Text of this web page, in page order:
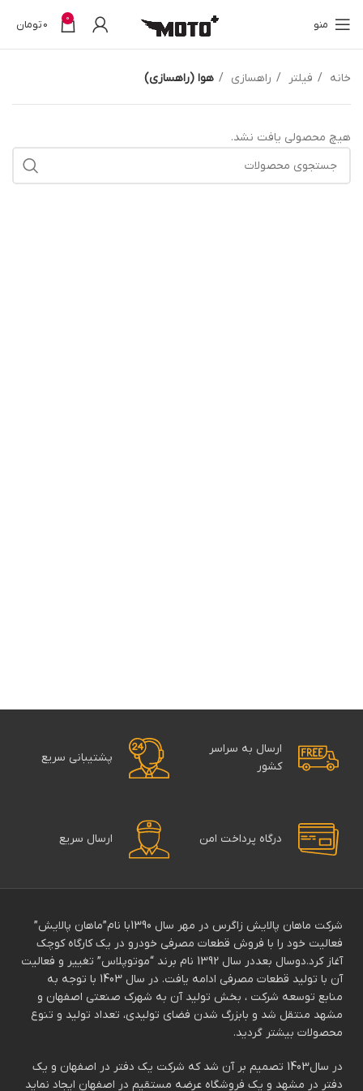
منو 0
0تومان
خانه فیلتر راهسازی هوا (راهسازی)
هیچ محصولی یافت نشد.
ارسال به سراسر
کشور
پشتیبانی سریع
درگاه پرداخت امن ارسال سریع
شرکت ماهان پالایش زاگرس در مهر سال 1390با نام”ماهان پالایش”
فعالیت خود را با فروش قطعات مصرفی خودرو در یک کارگاه کوچک
آغاز کرد.دوسال بعددر سال 1392 نام برند “موتوپلاس” تغییر و فعالیت
آن با تولید قطعات مصرفی ادامه یافت. در سال 1403 با توجه به
منابع توسعه شرکت ، بخش تولید آن به شهرک صنعتی اصفهان و
مشهد منتقل شد و بابزرگ شدن فضای تولیدی، تعداد تولید و تنوع
محصولات بیشتر گردید.
در سال1403 تصمیم بر آن شد که شرکت یک دفتر در اصفهان و یک
دفتر در مشهد و یک فروشگاه عرضه مستقیم در اصفهان ایجاد نماید